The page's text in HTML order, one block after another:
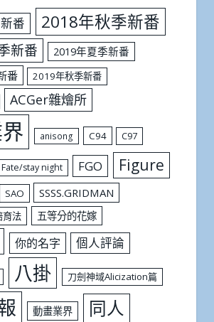
番 2018年秋季新番
新番
2019年夏季新番
番
2019年秋季新番
ACGer雜燴所
anisong C94 C97
Fate/stay night FGO Figure
SAO SSSS.GRIDMAN
育法 五等分的花嫁
你的名字 個人評論
八掛 刀劍神域Alicization篇
動畫業界 同人